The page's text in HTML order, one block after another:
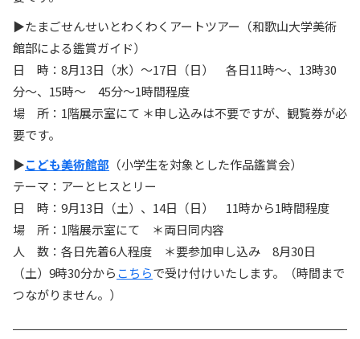
▶たまごせんせいとわくわくアートツアー（和歌山大学美術
館部による鑑賞ガイド）
日 時：8月13日（水）〜17日（日） 各日11時〜、13時30
分〜、15時〜 45分〜1時間程度
場 所：1階展示室にて ＊申し込みは不要ですが、観覧券が必
要です。
▶こども美術館部 （小学生を対象とした作品鑑賞会）
テーマ：アーとヒスとリー
日 時：9月13日（土）、14日（日） 11時から1時間程度
場 所：1階展示室にて ＊両日同内容
人 数：各日先着6人程度 ＊要参加申し込み 8月30日
（土）9時30分からこちらで受け付けいたします。（時間まで
つながりません。）